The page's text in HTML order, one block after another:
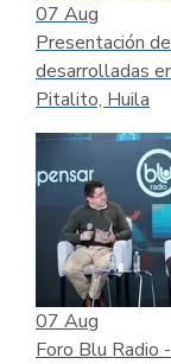
07 Aug
Presentación
desarrolladas
Pitalito, Huila
07 Aug
Foro Blu Radio